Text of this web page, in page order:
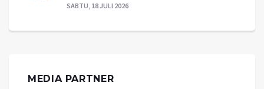
SABTU, 18 JULI 2026
MEDIA PARTNER